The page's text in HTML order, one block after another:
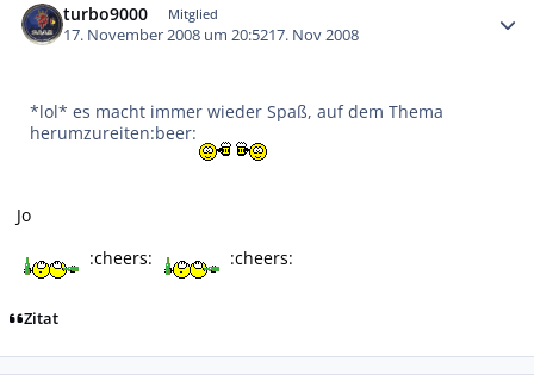
turbo9000 Mitglied
17. November 2008 um 20:5217. Nov 2008
*lol* es macht immer wieder Spaß, auf dem Thema
herumzureiten:beer:
Jo
:cheers:
:cheers:
Zitat